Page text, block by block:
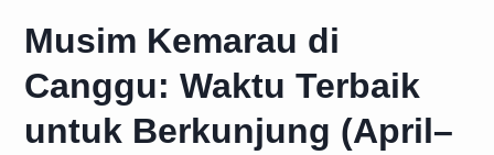
Musim Kemarau di
Canggu: Waktu Terbaik
untuk Berkunjung (April–